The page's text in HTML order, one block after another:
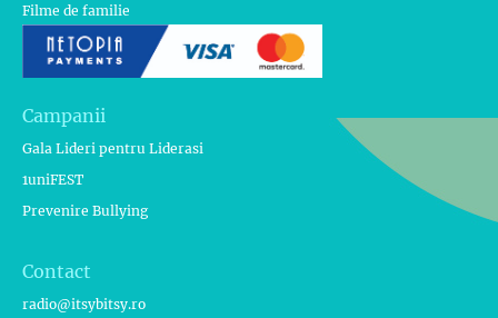
Filme de familie
Campanii
Gala Lideri pentru Liderasi
1uniFEST
Prevenire Bullying
Contact
radio@itsybitsy.ro